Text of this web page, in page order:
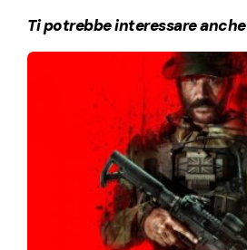
Ti potrebbe interessare anche